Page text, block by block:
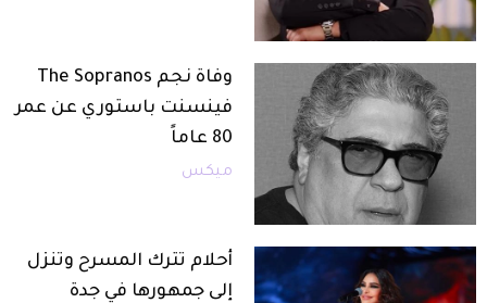
وفاة نجم The Sopranos
فينسنت باستوري عن عمر
80 عاماً
ميكس
أحلام تترك المسرح وتنزل
إلى جمهورها في جدة